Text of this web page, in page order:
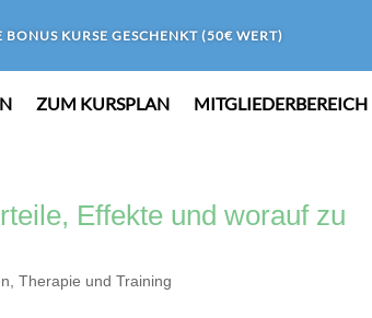
BONUS KURSE GESCHENKT (50€ WERT)
ZUM KURSPLAN MITGLIEDERBEREICH
Effekte und worauf zu
,Therapie und Training